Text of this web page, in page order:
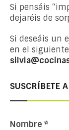
Si pensáis
dejaréis de
Si deseáis un
en el
SUSCRÍBETE
Nombre *